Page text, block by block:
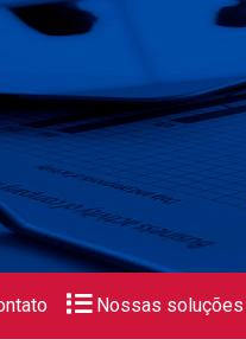
Nossas soluções